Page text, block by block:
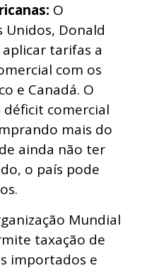
O
Unidos, Donald
tarifas a
com os
e Canadá. O
comercial
mais do
ainda não ter
o país pode
Mundial
taxação de
importados e